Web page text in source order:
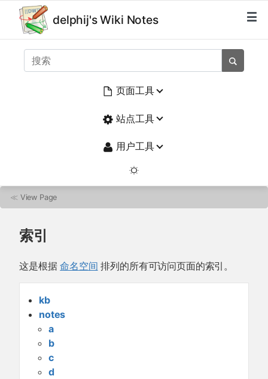
delphij's Wiki Notes
页面工具
站点工具
用户工具
≪ View Page
索引
这是根据命名空间 排列的所有可访问页面的索引。
kb
notes
a
b
c
d